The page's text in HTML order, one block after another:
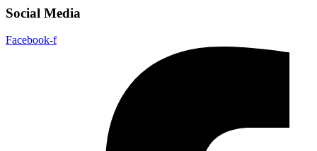
Social Media
Facebook-f